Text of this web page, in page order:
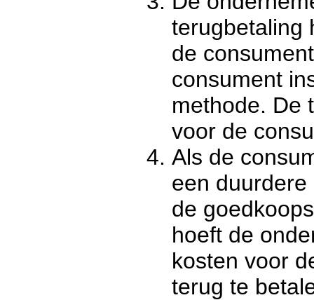
terugbetaling
de
consument
methode. De
voor de
Als de
een
de
hoeft de
kosten voor
terug te